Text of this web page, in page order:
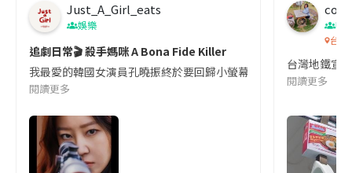
Just_A_Girl_eats
娛樂
追劇日常🎬 殺手媽咪 A Bona Fide Killer
我最愛的韓國女演員孔曉振終於要回歸小螢幕啦!這次的劇本改編
閱讀更多
co
吹
台灣
台灣地鐵宣
閱讀更多